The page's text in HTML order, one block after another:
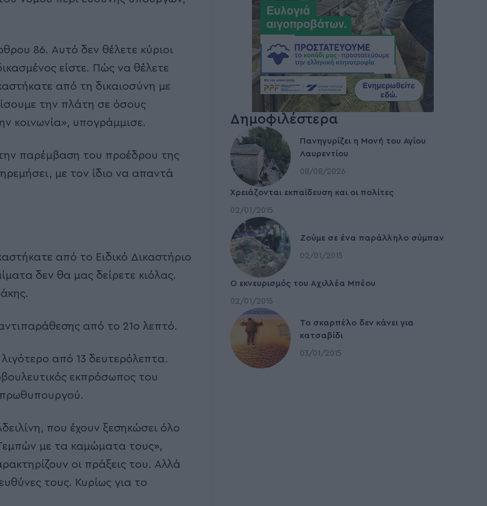
86. Αυτό δεν θέλετε κύριοι
είστε. Πώς να θέλετε
από τη δικαιοσύνη με
την πλάτη σε όσους
κοινωνία», υπογράμμισε.
παρέμβαση του προέδρου της
με τον ίδιο να απαντά
από το Ειδικό Δικαστήριο
δεν θα μας δείρετε κιόλας.
από το 21ο λεπτό.
από 13 δευτερόλεπτα.
εκπρόσωπος του
που έχουν ξεσηκώσει όλο
με τα καμώματα τους»,
οι πράξεις του. Αλλά
τους. Κυρίως για το
Δημοφιλέστερα
Πανηγυρίζει η Μονή του Αγίου
Λαυρεντίου
08/08/2026
Χρειάζονται εκπαίδευση και οι πολίτες
02/01/2015
Ζούμε σε ένα παράλληλο σύμπαν
02/01/2015
Ο εκνευρισμός του Αχιλλέα Μπέου
02/01/2015
To σκαρπέλο δεν κάνει για
κατσαβίδι
03/01/2015